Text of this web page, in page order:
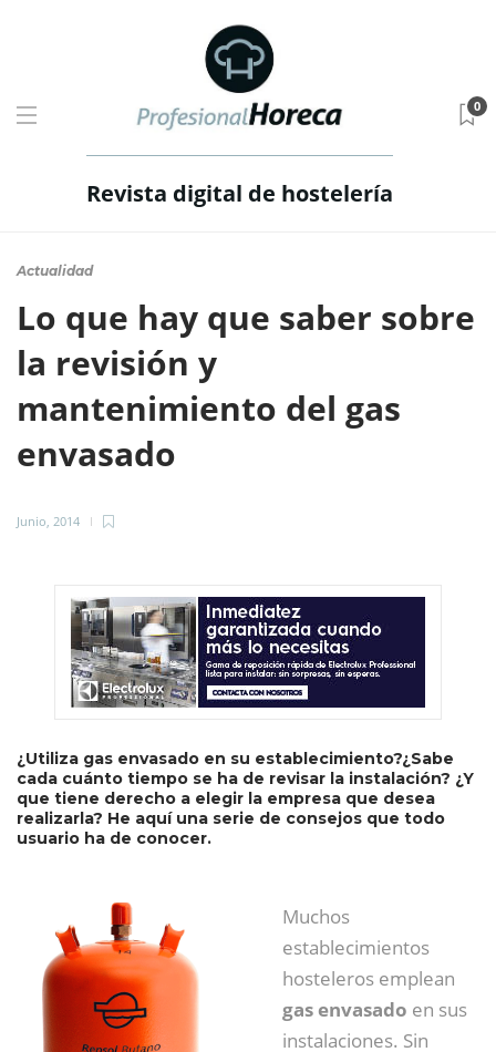
Revista digital de hostelería
0
Actualidad
Lo que hay que saber sobre
la revisión y
mantenimiento del gas
envasado
Junio, 2014
¿Utiliza gas envasado en su establecimiento?¿Sabe
cada cuánto tiempo se ha de revisar la instalación? ¿Y
que tiene derecho a elegir la empresa que desea
realizarla? He aquí una serie de consejos que todo
usuario ha de conocer.
Muchos
establecimientos
hosteleros emplean
gas envasado en sus
instalaciones. Sin